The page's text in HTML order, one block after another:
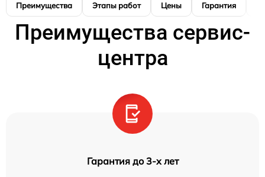
Преимущества Этапы работ Цены Гарантия
Преимущества сервис-
центра
Гарантия до 3-х лет